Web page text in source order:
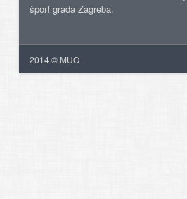
šport grada Zagreba.
2014 © MUO